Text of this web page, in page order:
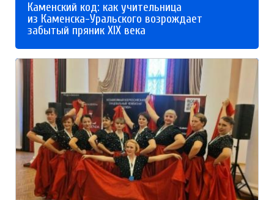
Каменский код: как учительница
из Каменска-Уральского возрождает
забытый пряник XIX века